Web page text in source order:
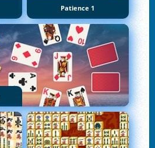
Patience 1